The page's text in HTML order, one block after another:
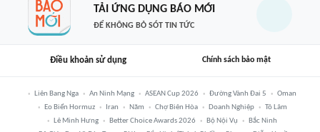
TẢI ỨNG DỤNG BÁO MỚI
ĐỂ KHÔNG BỎ SÓT TIN TỨC
Điều khoản sử dụng Chính sách bảo mật
Liên Bang Nga An Ninh Mạng ASEAN Cup 2026 Đường Vành Đai 5
Oman
Eo Biển Hormuz
Iran Năm Chợ Biên Hòa Doanh Nghiệp
Tô Lâm
Lê Minh Hưng
Better Choice Awards 2026 Bộ Nội Vụ
Bắc Ninh